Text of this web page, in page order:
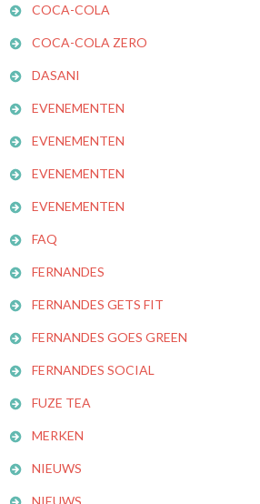
COCA-COLA
COCA-COLA ZERO
DASANI
EVENEMENTEN
EVENEMENTEN
EVENEMENTEN
EVENEMENTEN
FAQ
FERNANDES
FERNANDES GETS FIT
FERNANDES GOES GREEN
FERNANDES SOCIAL
FUZE TEA
MERKEN
NIEUWS
NIEUWS